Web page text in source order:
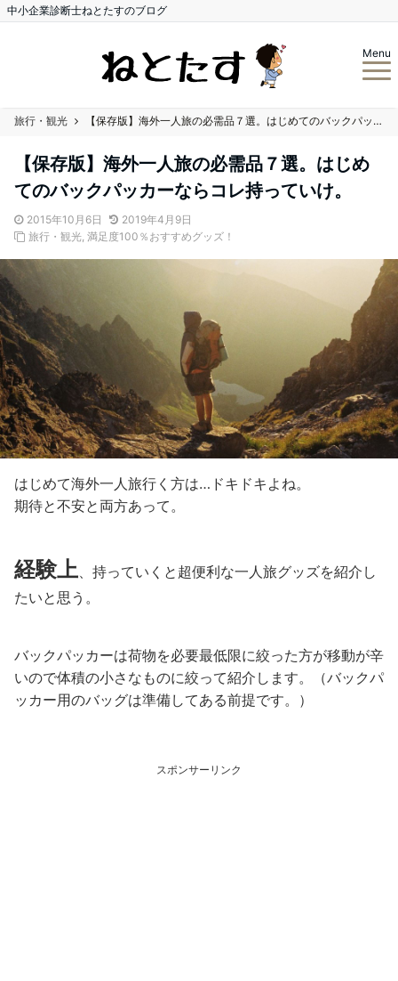
中小企業診断士ねとたすのブログ
Menu
旅行・観光 【保存版】海外一人旅の必需品７選。はじめてのバックパッカーならコレ持っていけ。
【保存版】海外一人旅の必需品７選。はじめ
てのバックパッカーならコレ持っていけ。
2015年10月6日
2019年4月9日
旅行・観光, 満足度100％おすすめグッズ！
はじめて海外一人旅行く方は…ドキドキよね。
期待と不安と両方あって。
経験上 、持っていくと超便利な一人旅グッズを紹介し
たいと思う。
バックパッカーは荷物を必要最低限に絞った方が移動が辛
いので体積の小さなものに絞って紹介します。（バックパ
ッカー用のバッグは準備してある前提です。）
スポンサーリンク